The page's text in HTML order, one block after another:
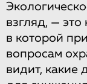
взгляд, — это
в которой
вопросам
видит, какие